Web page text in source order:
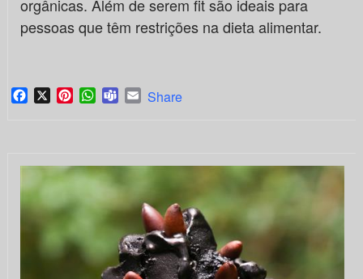
orgânicas. Além de serem fit são ideais para
pessoas que têm restrições na dieta alimentar.
Facebook
X PinterestWhatsApp
TeamsEmail
Share